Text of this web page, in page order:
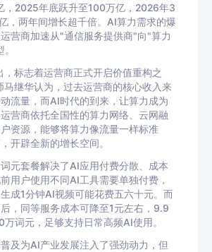
，2025年底跃升至100万亿，2026年3
，两年间增长超千倍。AI算力需求的爆
营商加速从"通信服务提供商"向"算力
，标志着运营商正式开启价值重构之
马继华认为，过去运营商的核心收入来
流量，而AI时代的到来，让算力成为
营商依托全国性的算力网络、云网融
资源，能够将算力像流量一样标准
开辟全新的增长空间。
元套餐解决了AI应用付费分散、成本
用户使用不同AI工具需要单独付费，
成1分钟AI视频可能花费五六十元。而
，同等服务成本可降至1元左右，9.9
词元，足够支持日常高频AI使用。
及为AI产业发展注入了强劲动力，但